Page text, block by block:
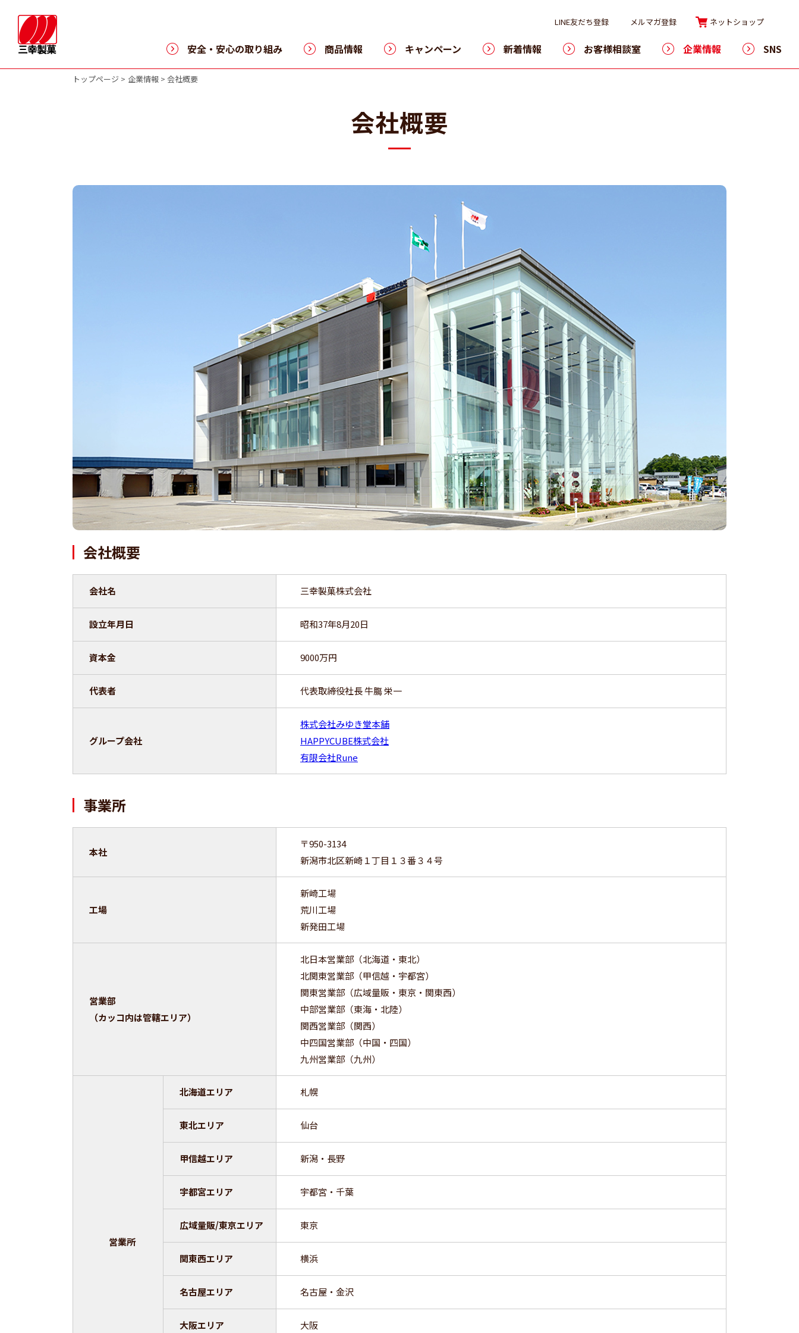
LINE友だち登録 メルマガ登録 ネットショップ
安全・安心の取り組み 商品情報 キャンペーン 新着情報 お客様相談室 企業情報 SNS
トップページ 企業情報 会社概要
会社概要
会社概要
会社名 三幸製菓株式会社
設立年月日 昭和37年8月20日
資本金 9000万円
代表者 代表取締役社長 牛膓 栄一
グループ会社
株式会社みゆき堂本舗
HAPPYCUBE株式会社
有限会社Rune
事業所
本社
〒950-3134
新潟市北区新崎１丁目１３番３４号
工場
新崎工場
荒川工場
新発田工場
営業部
（カッコ内は管轄エリア）
北日本営業部（北海道・東北）
北関東営業部（甲信越・宇都宮）
関東営業部（広域量販・東京・関東西）
中部営業部（東海・北陸）
関西営業部（関西）
中四国営業部（中国・四国）
九州営業部（九州）
営業所
北海道エリア 札幌
東北エリア 仙台
甲信越エリア 新潟・長野
宇都宮エリア 宇都宮・千葉
広域量販/東京エリア 東京
関東西エリア 横浜
名古屋エリア 名古屋・金沢
大阪エリア 大阪